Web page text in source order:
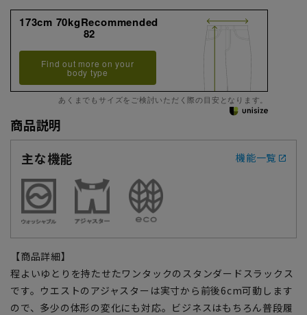
173cm 70kgRecommended
82
Find out more on your
body type
あくまでもサイズをご検討いただく際の目安となります。
商品説明
主な機能
機能一覧
【商品詳細】
程よいゆとりを持たせたワンタックのスタンダードスラックス
です。ウエストのアジャスターは実寸から前後6cm可動します
ので、多少の体形の変化にも対応。ビジネスはもちろん普段履